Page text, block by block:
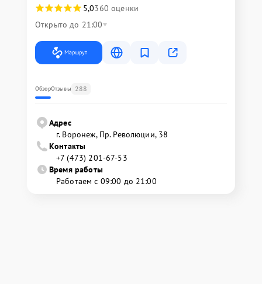
5,0360 оценки
Открыто до 21:00
Маршрут
ОбзорОтзывы 288
Адрес
г. Воронеж, Пр. Революции, 38
Контакты
+7 (473) 201-67-53
Время работы
Работаем с 09:00 до 21:00